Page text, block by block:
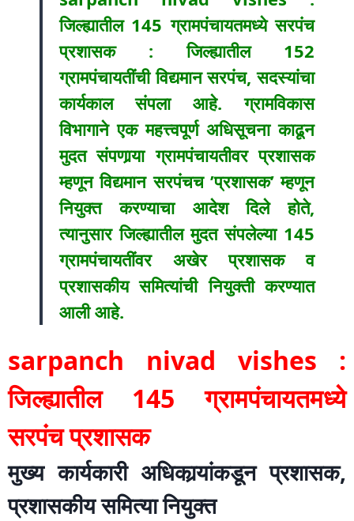
जिल्ह्यातील 145 ग्रामपंचायतमध्ये सरपंच
प्रशासक : जिल्ह्यातील 152
ग्रामपंचायतींची विद्यमान सरपंच, सदस्यांचा
कार्यकाल संपला आहे. ग्रामविकास
विभागाने एक महत्त्वपूर्ण अधिसूचना काढून
मुदत संपणार्‍या ग्रामपंचायतीवर प्रशासक
म्हणून विद्यमान सरपंचच ’प्रशासक’ म्हणून
नियुक्त करण्याचा आदेश दिले होते,
त्यानुसार जिल्ह्यातील मुदत संपलेल्या 145
ग्रामपंचायतींवर अखेर प्रशासक व
प्रशासकीय समित्यांची नियुक्ती करण्यात
आली आहे.
sarpanch nivad vishes :
जिल्ह्यातील 145 ग्रामपंचायतमध्ये
सरपंच प्रशासक
मुख्य कार्यकारी अधिकार्‍यांकडून प्रशासक,
प्रशासकीय समित्या नियुक्त